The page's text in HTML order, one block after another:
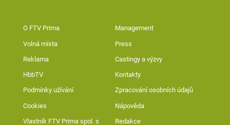
O FTV Prima Management
Volná místa Press
Reklama Castingy a výzvy
HbbTV Kontakty
Podmínky užívání Zpracování osobních údajů
Cookies Nápověda
Vlastník FTV Prima spol. s Redakce